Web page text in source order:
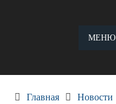
МЕНЮ
Главная
Новости